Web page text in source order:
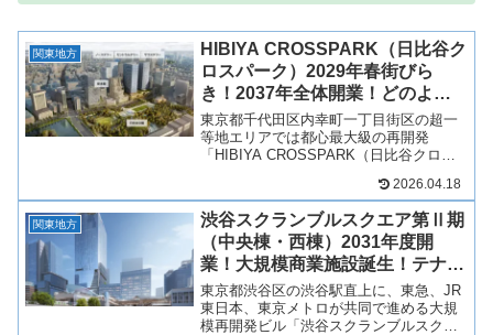
関東地方
HIBIYA CROSSPARK（日比谷ク
ロスパーク）2029年春街びら
き！2037年全体開業！どのよう
な街に？
東京都千代田区内幸町一丁目街区の超一
等地エリアでは都心最大級の再開発
「HIBIYA CROSSPARK（日比谷クロス
2037年度に全体開業となります！三井不
動産や帝国ホテルなど10社が共創し、オ
フィス...
2026.04.18
関東地方
渋谷スクランブルスクエア第Ⅱ期
（中央棟・西棟）2031年度開
業！大規模商業施設誕生！テナン
トは？最新情報も！
東京都渋谷区の渋谷駅直上に、東急、JR
東日本、東京メトロが共同で進める大規
模再開発ビル「渋谷スクランブルスクエ